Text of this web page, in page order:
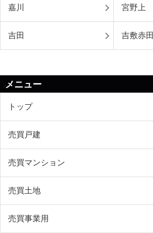
嘉川 宮野上
吉田 吉敷赤田
メニュー
トップ
売買戸建
売買マンション
売買土地
売買事業用